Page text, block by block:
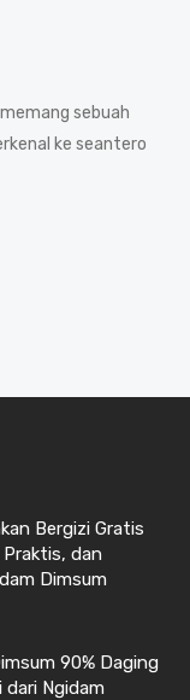
sebuah
ke seantero
Bergizi Gratis
Praktis, dan
Dimsum
90% Daging
Ngidam